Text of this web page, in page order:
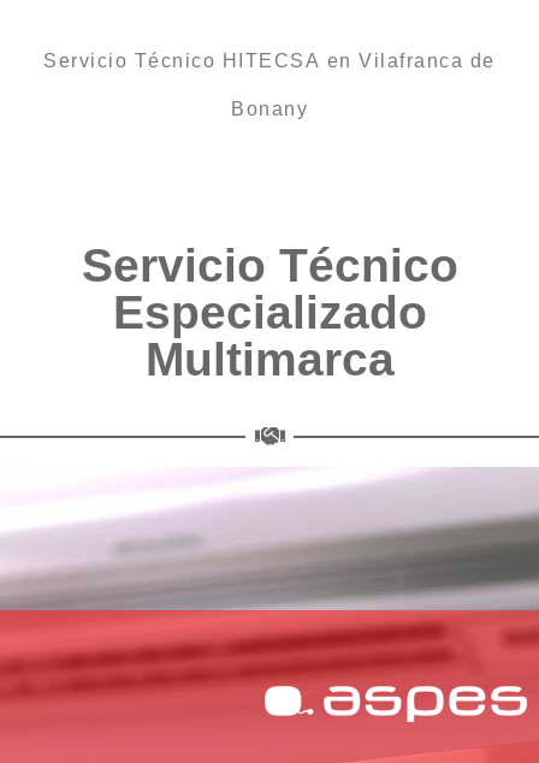
Servicio Técnico HITECSA en Vilafranca de
Bonany
Servicio Técnico
Especializado
Multimarca